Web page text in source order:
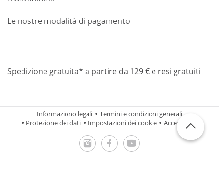
Le nostre modalità di pagamento
Spedizione gratuita* a partire da 129 € e resi gratuiti
Informaziono legali
Termini e condizioni generali
Protezione dei dati
Impostazioni dei cookie Accessibilità